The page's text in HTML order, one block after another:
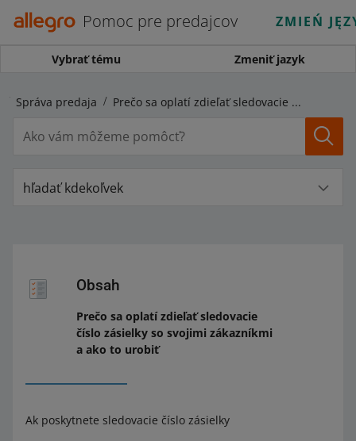
Pomoc pre predajcov ZMIEŃ
Vybrať tému Zmeniť jazyk
Správa predaja Prečo sa oplatí zdieľať sledovacie číslo zásielky so svojimi zákazníkmi a ako to urobiť
hľadať kdekoľvek
Obsah
Prečo sa oplatí zdieľať sledovacie
číslo zásielky so svojimi zákazníkmi
a ako to urobiť
Ak poskytnete sledovacie číslo zásielky